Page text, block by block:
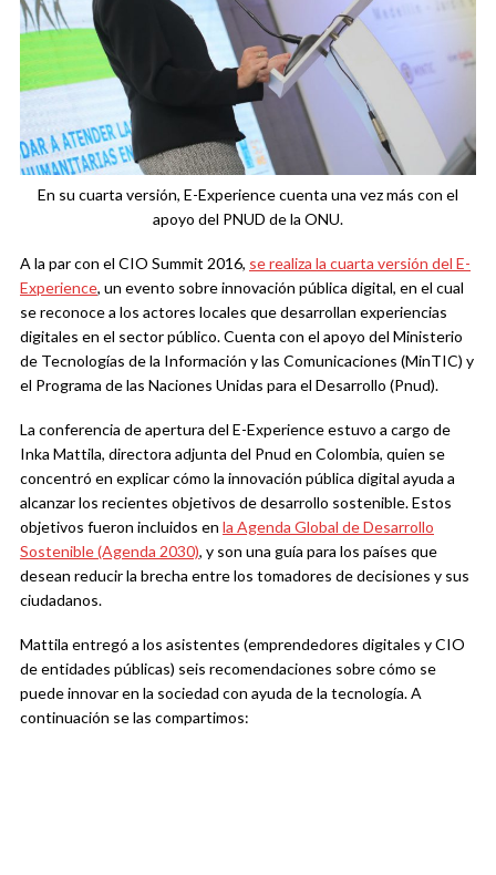
En su cuarta versión, E-Experience cuenta una vez más con el
apoyo del PNUD de la ONU.
A la par con el CIO Summit 2016, se realiza la cuarta versión del E-
Experience, un evento sobre innovación pública digital, en el cual
se reconoce a los actores locales que desarrollan experiencias
digitales en el sector público. Cuenta con el apoyo del Ministerio
de Tecnologías de la Información y las Comunicaciones (MinTIC) y
el Programa de las Naciones Unidas para el Desarrollo (Pnud).
La conferencia de apertura del E-Experience estuvo a cargo de
Inka Mattila, directora adjunta del Pnud en Colombia, quien se
concentró en explicar cómo la innovación pública digital ayuda a
alcanzar los recientes objetivos de desarrollo sostenible. Estos
objetivos fueron incluidos en la Agenda Global de Desarrollo
Sostenible (Agenda 2030), y son una guía para los países que
desean reducir la brecha entre los tomadores de decisiones y sus
ciudadanos.
Mattila entregó a los asistentes (emprendedores digitales y CIO
de entidades públicas) seis recomendaciones sobre cómo se
puede innovar en la sociedad con ayuda de la tecnología. A
continuación se las compartimos: